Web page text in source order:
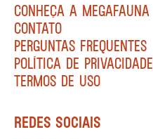
CONHEÇA A MEGAFAUNA
CONTATO
PERGUNTAS FREQUENTES
POLÍTICA DE PRIVACIDADE
TERMOS DE USO
REDES SOCIAIS